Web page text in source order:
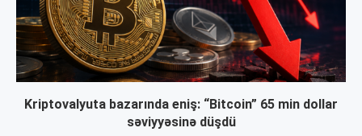
Kriptovalyuta bazarında eniş: “Bitcoin” 65 min dollar
səviyyəsinə düşdü